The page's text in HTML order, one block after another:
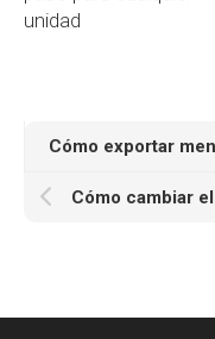
unidad
Cómo cambiar